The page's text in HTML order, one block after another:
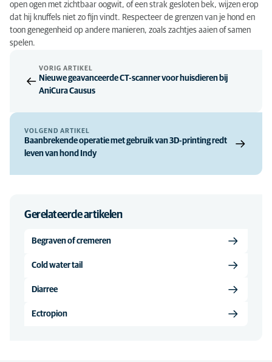
open ogen met zichtbaar oogwit, of een strak gesloten bek, wijzen erop
dat hij knuffels niet zo fijn vindt. Respecteer de grenzen van je hond en
toon genegenheid op andere manieren, zoals zachtjes aaien of samen
spelen.
VORIG ARTIKEL
Nieuwe geavanceerde CT-scanner voor huisdieren bij
AniCura Causus
VOLGEND ARTIKEL
Baanbrekende operatie met gebruik van 3D-printing redt
leven van hond Indy
Gerelateerde artikelen
Begraven of cremeren
Cold water tail
Diarree
Ectropion